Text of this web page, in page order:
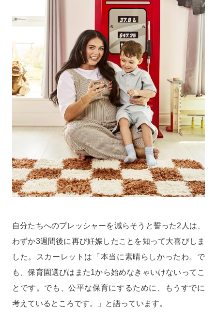
自分たちへのプレッシャーを減らそうと誓った2人は、
わずか3週間後に再び妊娠したことを知って大喜びしま
した。スカーレットは「本当に素晴らしかったわ。で
も、保育園選びはまた1から始めなきゃいけないってこ
とです。でも、公平な保育にするために、もうすでに
考えているところです。」と語っています。